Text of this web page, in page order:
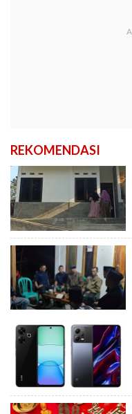
REKOMENDASI